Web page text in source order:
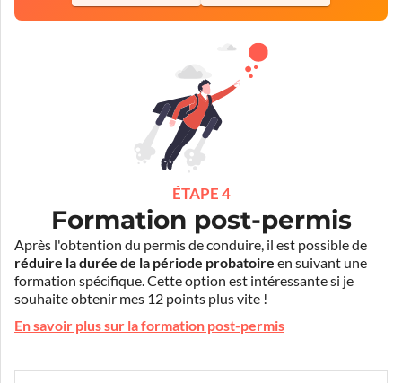
ÉTAPE 4
Formation post-permis
Après l'obtention du permis de conduire, il est possible de
réduire la durée de la période probatoire en suivant une
formation spécifique. Cette option est intéressante si je
souhaite obtenir mes 12 points plus vite !
En savoir plus sur la formation post-permis